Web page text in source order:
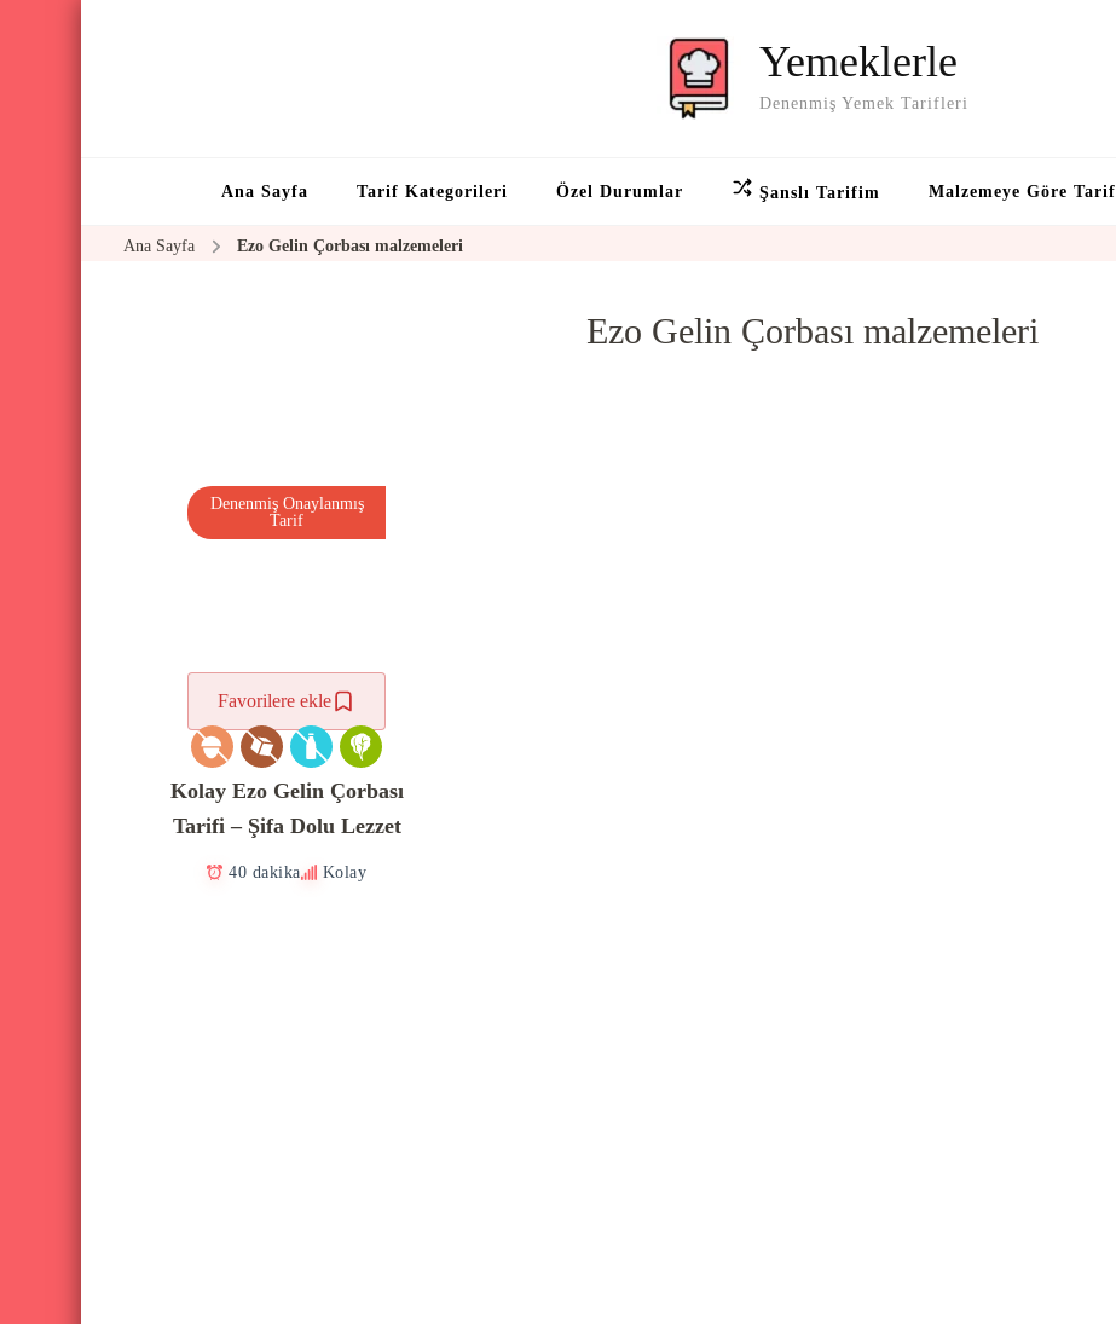
Yemeklerle
Denenmiş Yemek Tarifleri
Ana Sayfa Tarif Kategorileri Özel Durumlar Şanslı Tarifim Malzemeye Göre Tarif
Ana Sayfa Ezo Gelin Çorbası malzemeleri
Ezo Gelin Çorbası malzemeleri
Favorilere ekle
Denenmiş Onaylanmış
Tarif
Kolay Ezo Gelin Çorbası
Tarifi – Şifa Dolu Lezzet
40 dakika Kolay